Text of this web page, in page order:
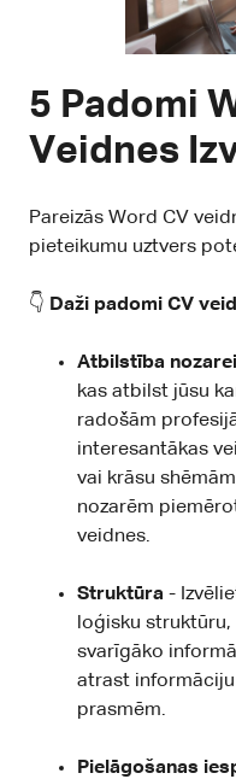
5 Padomi
Veidnes
Pareizās Word CV
pieteikumu uztvers
👇 Daži padomi CV
Atbilstība nozarei
kas atbilst jūsu
radošām
interesantākas
vai krāsu
nozarēm
veidnes.
Struktūra -
loģisku
svarīgāko
atrast
prasmēm.
Pielāgošanas